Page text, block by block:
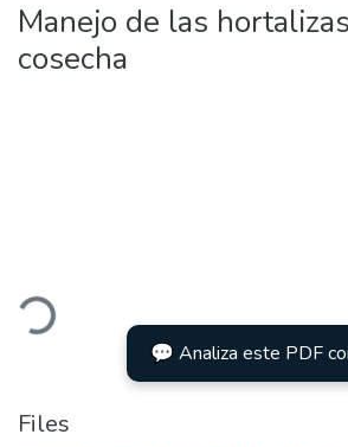
Manejo de las
cosecha
💬 Analiza este PDF
Files